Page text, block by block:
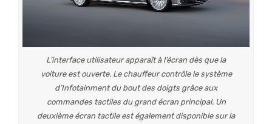
L’interface utilisateur apparaît à l’écran dès que la
voiture est ouverte. Le chauffeur contrôle le système
d’Infotainment du bout des doigts grâce aux
commandes tactiles du grand écran principal. Un
deuxième écran tactile est également disponible sur la